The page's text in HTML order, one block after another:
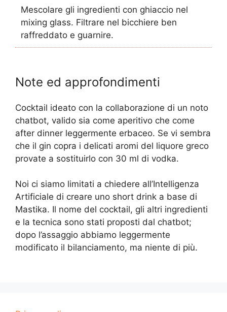
Mescolare gli ingredienti con ghiaccio nel
mixing glass. Filtrare nel bicchiere ben
raffreddato e guarnire.
Note ed approfondimenti
Cocktail ideato con la collaborazione di un noto
chatbot, valido sia come aperitivo che come
after dinner leggermente erbaceo. Se vi sembra
che il gin copra i delicati aromi del liquore greco
provate a sostituirlo con 30 ml di vodka.
Noi ci siamo limitati a chiedere all’Intelligenza
Artificiale di creare uno short drink a base di
Mastika. Il nome del cocktail, gli altri ingredienti
e la tecnica sono stati proposti dal chatbot;
dopo l’assaggio abbiamo leggermente
modificato il bilanciamento, ma niente di più.